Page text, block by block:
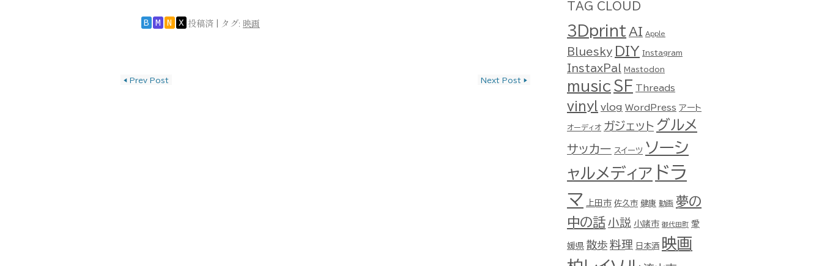
B M N X 投稿済 | タグ: 映画
投稿ナビゲーション
◀ Prev Post Next Post ▶
TAG CLOUD
3Dprint AI Apple
Bluesky DIY Instagram
InstaxPal Mastodon
music SF Threads
vinyl vlog WordPress アート
オーディオ ガジェット グルメ
サッカー スイーツ ソーシ
ャルメディア ドラ
マ
上田市 佐久市 健康 動画 夢の
中の話 小説 小諸市 御代田町 愛
媛県 散歩 料理 日本酒 映画